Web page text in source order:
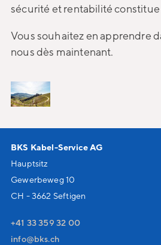
sécurité et rentabilité
Vous souhaitez en apprendre
nous dès maintenant.
BKS Kabel-Service AG
Hauptsitz
Gewerbeweg 10
CH - 3662 Seftigen
+41 33 359 32 00
nf
bks ch